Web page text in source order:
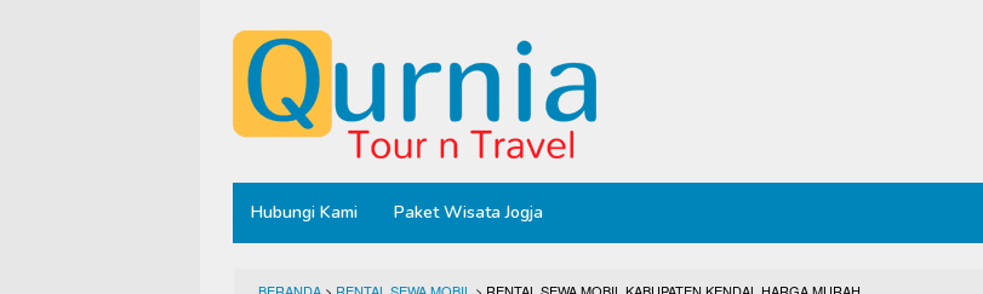
konten
Hubungi Kami Paket Wisata Jogja